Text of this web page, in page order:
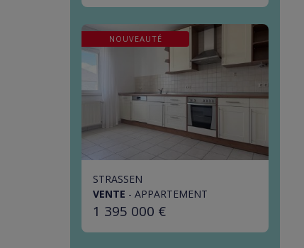
NOUVEAUTÉ
STRASSEN
VENTE - APPARTEMENT
1 395 000 €